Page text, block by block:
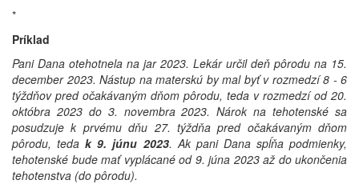
*
Príklad
Pani Dana otehotnela na jar 2023. Lekár určil deň pôrodu na 15.
december 2023. Nástup na materskú by mal byť v rozmedzí 8 - 6
týždňov pred očakávaným dňom pôrodu, teda v rozmedzí od 20.
októbra 2023 do 3. novembra 2023. Nárok na tehotenské sa
posudzuje k prvému dňu 27. týždňa pred očakávaným dňom
pôrodu, tedak 9. júnu 2023. Ak pani Dana spĺňa podmienky,
tehotenské bude mať vyplácané od 9. júna 2023 až do ukončenia
tehotenstva (do pôrodu).